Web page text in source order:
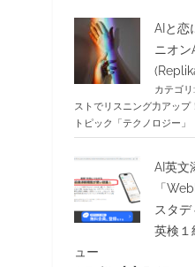
AIと恋
ニオン
カテゴリ:
ストでリスニング力アップ！
トピック「テクノロジー」
AI英文
「
スタデ
英検１
ュー